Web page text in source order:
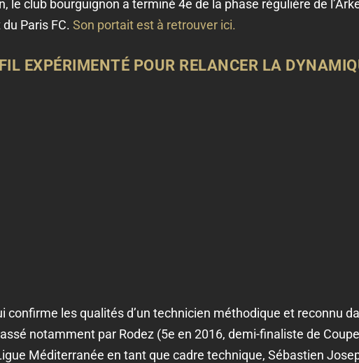
le club bourguignon a terminé 4e de la phase régulière de
Paris FC. Son portait est à retrouver ici.
EXPÉRIMENTÉ POUR RELANCER LA
confirme les qualités d’un technicien méthodique et reconnu
notamment par Rodez (5e en 2016, demi-finaliste de
Méditerranée en tant que cadre technique, Sébastien